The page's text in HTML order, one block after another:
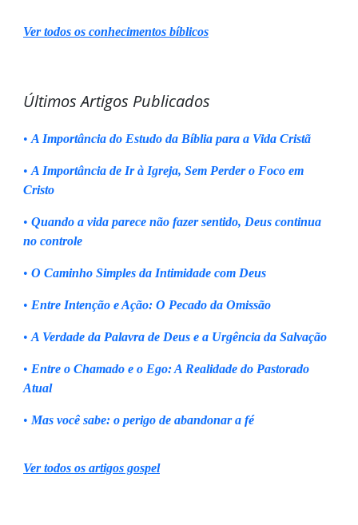
Ver todos os conhecimentos bíblicos
Últimos Artigos Publicados
• A Importância do Estudo da Bíblia para a Vida Cristã
• A Importância de Ir à Igreja, Sem Perder o Foco em
Cristo
• Quando a vida parece não fazer sentido, Deus continua
no controle
• O Caminho Simples da Intimidade com Deus
• Entre Intenção e Ação: O Pecado da Omissão
• A Verdade da Palavra de Deus e a Urgência da Salvação
• Entre o Chamado e o Ego: A Realidade do Pastorado
Atual
• Mas você sabe: o perigo de abandonar a fé
Ver todos os artigos gospel